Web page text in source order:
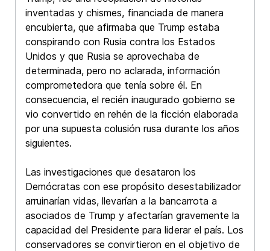
inventadas y chismes, financiada de manera
encubierta, que afirmaba que Trump estaba
conspirando con Rusia contra los Estados
Unidos y que Rusia se aprovechaba de
determinada, pero no aclarada, información
comprometedora que tenía sobre él. En
consecuencia, el recién inaugurado gobierno se
vio convertido en rehén de la ficción elaborada
por una supuesta colusión rusa durante los años
siguientes.
Las investigaciones que desataron los
Demócratas con ese propósito desestabilizador
arruinarían vidas, llevarían a la bancarrota a
asociados de Trump y afectarían gravemente la
capacidad del Presidente para liderar el país. Los
conservadores se convirtieron en el objetivo de